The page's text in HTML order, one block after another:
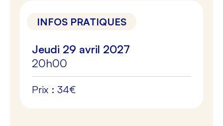
INFOS PRATIQUES
Jeudi 29 avril 2027
20h00
Prix : 34€